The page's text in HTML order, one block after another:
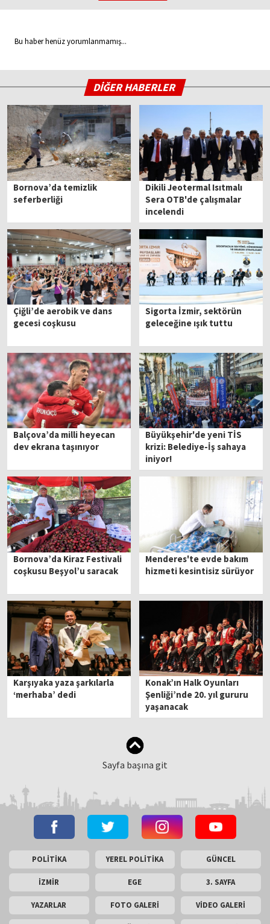
Bu haber henüz yorumlanmamış...
DİĞER HABERLER
Bornova’da temizlik
seferberliği
Dikili Jeotermal Isıtmalı
Sera OTB'de çalışmalar
incelendi
Çiğli’de aerobik ve dans
gecesi coşkusu
Sigorta İzmir, sektörün
geleceğine ışık tuttu
Balçova’da milli heyecan
dev ekrana taşınıyor
Büyükşehir'de yeni TİS
krizi: Belediye-İş sahaya
iniyor!
Bornova’da Kiraz Festivali
coşkusu Beşyol’u saracak
Menderes'te evde bakım
hizmeti kesintisiz sürüyor
Karşıyaka yaza şarkılarla
‘merhaba’ dedi
Konak’ın Halk Oyunları
Şenliği’nde 20. yıl gururu
yaşanacak
Sayfa başına git
POLİTİKA YEREL POLİTİKA GÜNCEL
İZMİR EGE 3. SAYFA
YAZARLAR FOTO GALERİ VİDEO GALERİ